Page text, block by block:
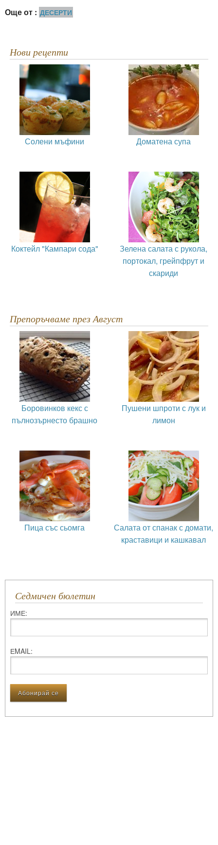
Още от : ДЕСЕРТИ
Нови рецепти
Солени мъфини Доматена супа
Коктейл "Кампари сода"
Зелена салата с рукола,
портокал, грейпфрут и
скариди
Препоръчваме през Август
Боровинков кекс с
пълнозърнесто брашно
Пушени шпроти с лук и
лимон
Пица със сьомга
Салата от спанак с домати,
краставици и кашкавал
Седмичен бюлетин
ИМЕ:
ЕMAIL: